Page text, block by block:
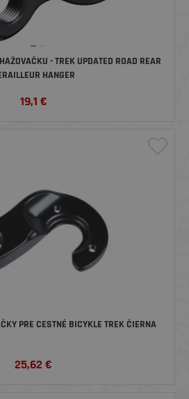
- TREK UPDATED ROAD REAR
HANGER
19,1 €
PRE CESTNÉ BICYKLE TREK ČIERNA
25,62 €